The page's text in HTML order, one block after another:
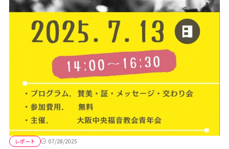
レポート 07/28/2025